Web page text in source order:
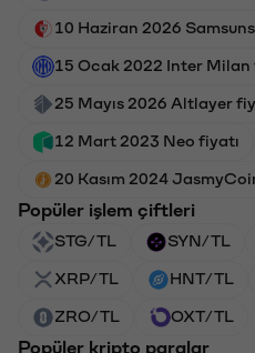
10 Haziran 2026
15 Ocak 2022 Inter Milan
25 Mayıs 2026 Altlayer
12 Mart 2023 Neo fiyatı
20 Kasım 2024
Popüler işlem çiftleri
STG/TL SYN/TL
XRP/TL HNT/TL
ZRO/TL OXT/TL
Popüler kripto paralar